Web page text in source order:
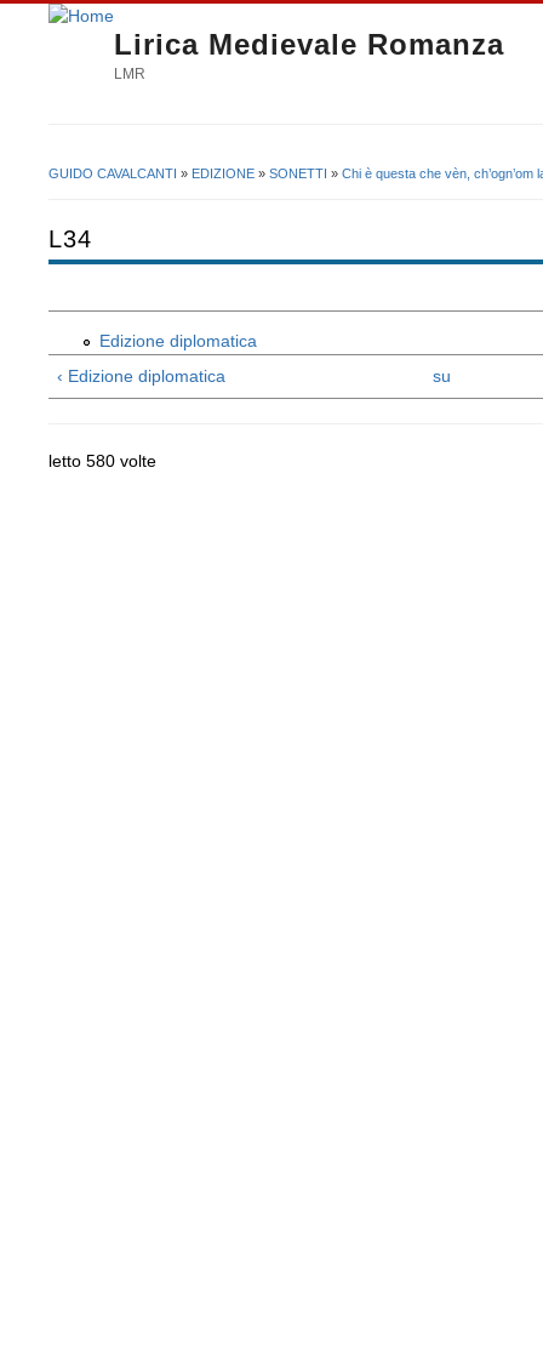
Lirica Medievale Romanza
LMR
GUIDO CAVALCANTI » EDIZIONE » SONETTI » Chi è questa che vèn, ch’ogn’om
L34
Edizione diplomatica
‹ Edizione diplomatica
su
letto 580 volte